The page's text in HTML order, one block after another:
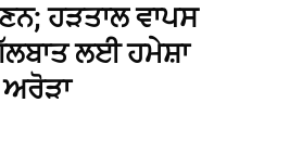
ਹੜਤਾਲ ਵਾਪਸ
ਲਈ ਹਮੇਸ਼ਾ